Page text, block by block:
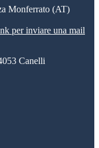
Monferrato (AT)
per inviare una mail
Canelli